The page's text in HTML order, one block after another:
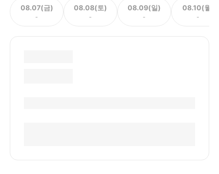
08.07(금)
-
08.08(토)
-
08.09(일)
-
08.10(월)
-